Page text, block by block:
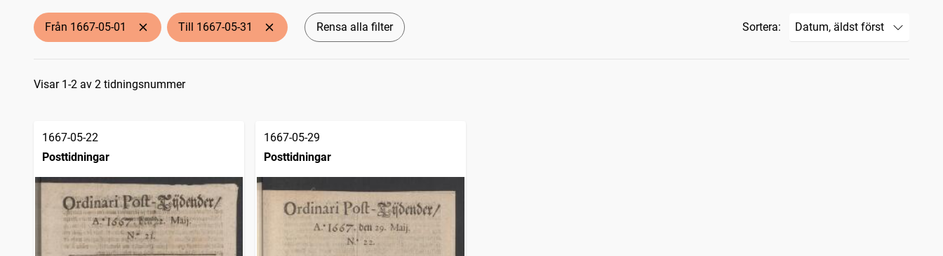
Från 1667-05-01 Till 1667-05-31 Rensa alla filter Sortera:
Sökresultat
Visar 1-2 av 2 tidningsnummer
1667-05-22
Posttidningar
1667-05-29
Posttidningar